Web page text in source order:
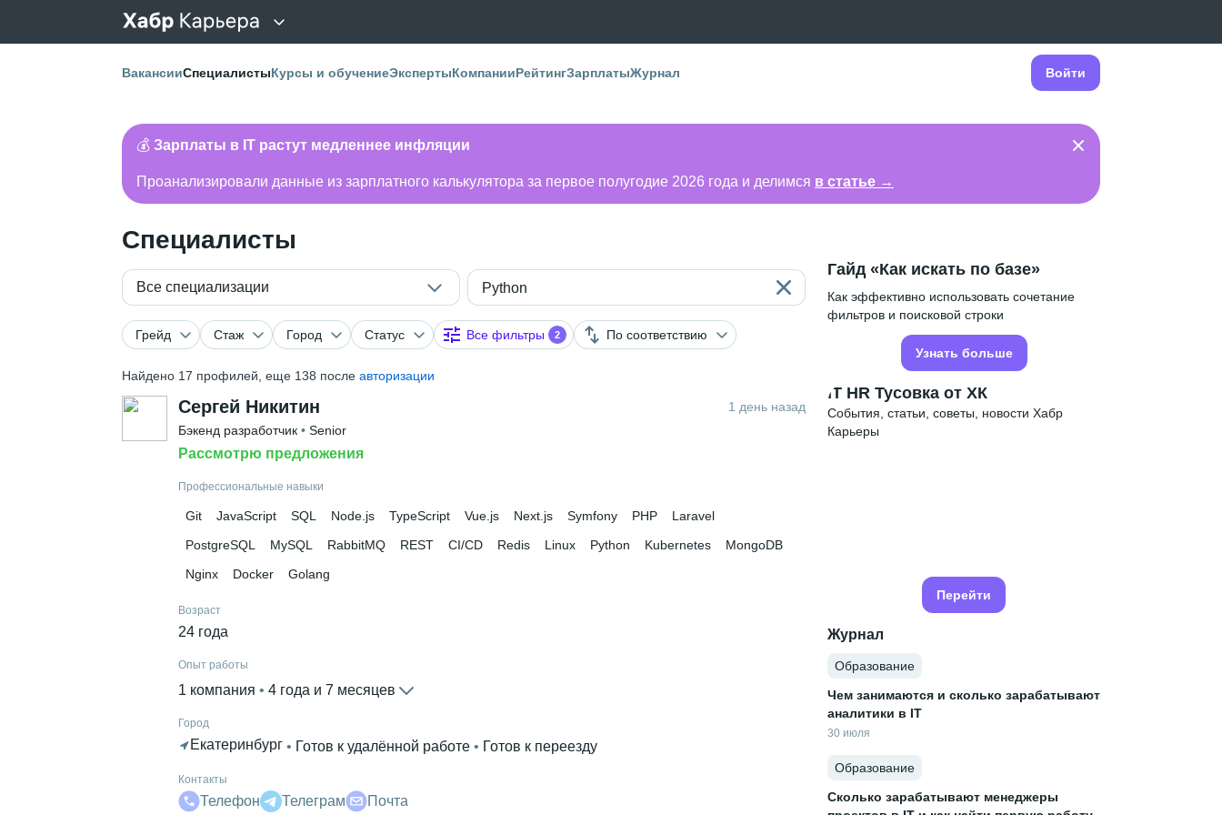
ВакансииСпециалистыКурсы и обучениеЭкспертыКомпанииРейтингЗарплатыЖурнал Войти
💰 Зарплаты в IT растут медленнее инфляции
Проанализировали данные из зарплатного калькулятора за первое полугодие 2026 года и делимся в статье →
Специалисты
Все специализации Python
Грейд Стаж Город Статус Все фильтры 2 По соответствию
Найдено 17 профилей, еще 138 после авторизации
Сергей Никитин
1 день назад
Бэкенд разработчик • Senior
Рассмотрю предложения
Профессиональные навыки
Git JavaScript SQL Node.js TypeScript Vue.js Next.js Symfony PHP
Laravel
PostgreSQL
MySQL RabbitMQ REST CI/CD Redis Linux Python Kubernetes
MongoDB
Nginx
Docker Golang
Возраст
24 года
Опыт работы
1 компания 4 года и 7 месяцев
Город
Екатеринбург • Готов к удалённой работе • Готов к переезду
Контакты
Телефон Телеграм Почта
Гайд «Как искать по базе»
Как эффективно использовать сочетание
фильтров и поисковой строки
Узнать больше
IT HR Тусовка от ХК
События, статьи, советы, новости Хабр
Карьеры
Перейти
Журнал
Образование
Чем занимаются и сколько зарабатывают
аналитики в IT
30 июля
Образование
Сколько зарабатывают менеджеры